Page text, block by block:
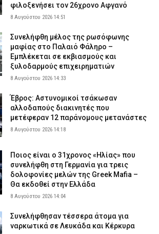
φιλοξενήσει τον 26χρονο Αφγανό
8 Αυγούστου 2026 14:51
Συνελήφθη μέλος της ρωσόφωνης
μαφίας στο Παλαιό Φάληρο –
Εμπλέκεται σε εκβιασμούς και
ξυλοδαρμούς επιχειρηματιών
8 Αυγούστου 2026 14:33
Έβρος: Αστυνομικοί τσάκωσαν
αλλοδαπούς διακινητές που
μετέφεραν 12 παράνομους μετανάστες
8 Αυγούστου 2026 14:18
Ποιος είναι ο 31χρονος «Ηλίας» που
συνελήφθη στη Γερμανία για τρεις
δολοφονίες μελών της Greek Mafia –
Θα εκδοθεί στην Ελλάδα
8 Αυγούστου 2026 14:04
Συνελήφθησαν τέσσερα άτομα για
ναρκωτικά σε Λευκάδα και Κέρκυρα